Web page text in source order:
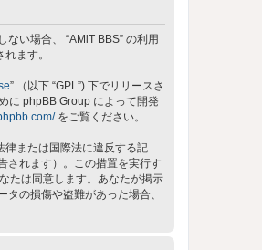
ない場合、 “AMiT BBS” の利用
ます。
” （以下 “GPL”) 下でリリースさ
に phpBB Group によって開発
をご覧ください。
律または国際法に違反する記
されます）。この措置を実行す
たは同意します。あなたが掲示
の損傷や盗難があった場合、